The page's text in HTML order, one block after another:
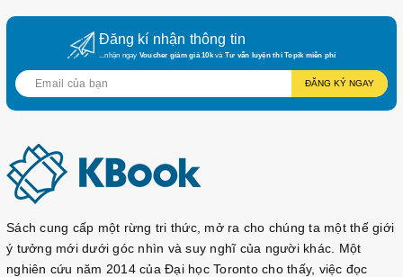
Đăng kí nhận thông tin
...nhận ngay Voucher giảm giá 10kvà Tư vấn luyện thi Topik miễn phí
ĐĂNG KÝ NGAY
Sách cung cấp một rừng tri thức, mở ra cho chúng ta một thế giới
ý tưởng mới dưới góc nhìn và suy nghĩ của người khác. Một
nghiên cứu năm 2014 của Đại học Toronto cho thấy, việc đọc